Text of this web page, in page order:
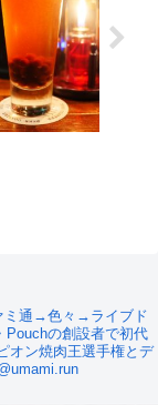
ミ通→色々→ライブド
Pouchの創設者で初代
オン焼肉王選手権とデ